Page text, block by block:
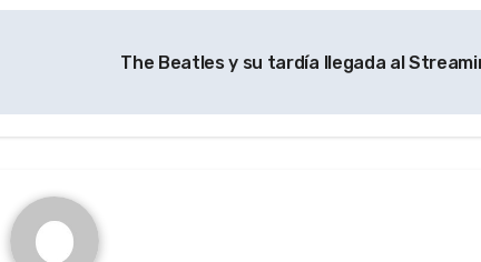
The Beatles y su tardía llegada al